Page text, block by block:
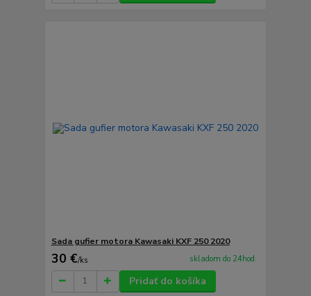
Sada gufier motora Kawasaki KXF 250 2020
30 €/ks skladom do 24hod.
Pridať do košíka